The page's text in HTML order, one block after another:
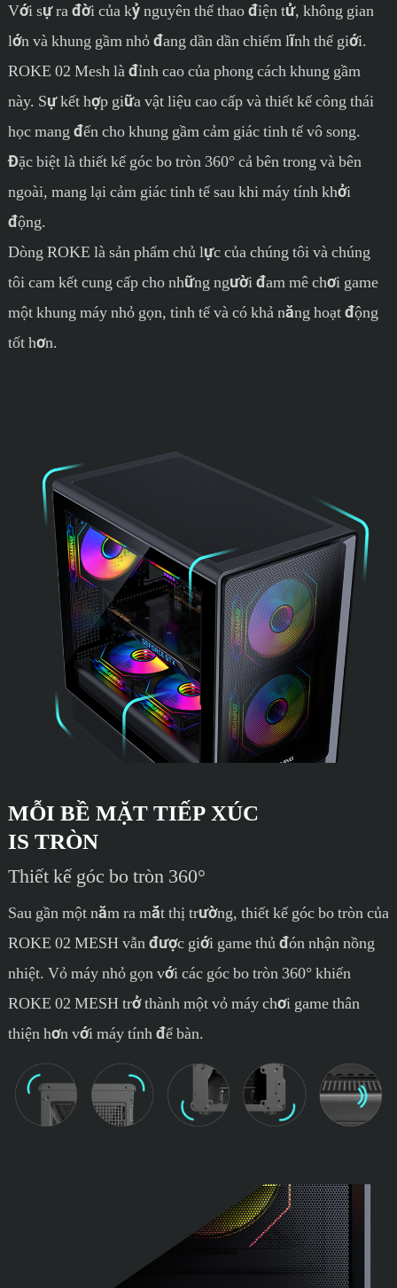
Với sự ra đời của kỷ nguyên thể thao điện tử, không gian
lớn và khung gầm nhỏ đang dần dần chiếm lĩnh thế giới.
ROKE 02 Mesh là đỉnh cao của phong cách khung gầm
này. Sự kết hợp giữa vật liệu cao cấp và thiết kế công thái
học mang đến cho khung gầm cảm giác tinh tế vô song.
Đặc biệt là thiết kế góc bo tròn 360° cả bên trong và bên
ngoài, mang lại cảm giác tinh tế sau khi máy tính khởi
động.
Dòng ROKE là sản phẩm chủ lực của chúng tôi và chúng
tôi cam kết cung cấp cho những người đam mê chơi game
một khung máy nhỏ gọn, tinh tế và có khả năng hoạt động
tốt hơn.
MỖI BỀ MẶT TIẾP XÚC
IS TRÒN
Thiết kế góc bo tròn 360°
Sau gần một năm ra mắt thị trường, thiết kế góc bo tròn của
ROKE 02 MESH vẫn được giới game thủ đón nhận nồng
nhiệt. Vỏ máy nhỏ gọn với các góc bo tròn 360° khiến
ROKE 02 MESH trở thành một vỏ máy chơi game thân
thiện hơn với máy tính để bàn.